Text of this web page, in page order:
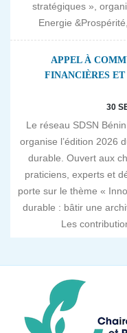
stratégiques »,
Energie
APPEL À
FINANCIÈRES
30
Le réseau SDSN
organise l’édition 2026
durable. Ouvert aux
praticiens, experts et
porte sur le thème «
durable : bâtir une
Les